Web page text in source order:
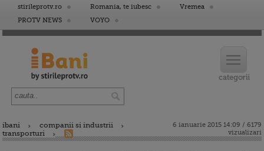
stirileprotv.ro Romania, te iubesc
Vremea
PROTV NEWS
VOYO
ibani
companii si industrii
transporturi
6 ianuarie 2015 14:09 / 6179
vizualizari